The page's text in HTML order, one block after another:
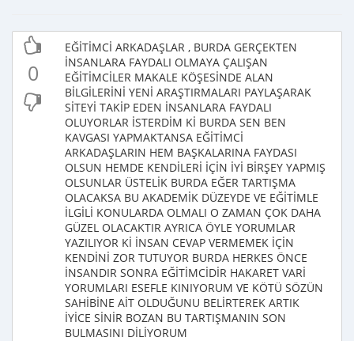
0
EĞİTİMCİ ARKADAŞLAR , BURDA GERÇEKTEN
İNSANLARA FAYDALI OLMAYA ÇALIŞAN
EĞİTİMCİLER MAKALE KÖŞESİNDE ALAN
BİLGİLERİNİ YENİ ARAŞTIRMALARI PAYLAŞARAK
SİTEYİ TAKİP EDEN İNSANLARA FAYDALI
OLUYORLAR İSTERDİM Kİ BURDA SEN BEN
KAVGASI YAPMAKTANSA EĞİTİMCİ
ARKADAŞLARIN HEM BAŞKALARINA FAYDASI
OLSUN HEMDE KENDİLERİ İÇİN İYİ BİRŞEY YAPMIŞ
OLSUNLAR ÜSTELİK BURDA EĞER TARTIŞMA
OLACAKSA BU AKADEMİK DÜZEYDE VE EĞİTİMLE
İLGİLİ KONULARDA OLMALI O ZAMAN ÇOK DAHA
GÜZEL OLACAKTIR AYRICA ÖYLE YORUMLAR
YAZILIYOR Kİ İNSAN CEVAP VERMEMEK İÇİN
KENDİNİ ZOR TUTUYOR BURDA HERKES ÖNCE
İNSANDIR SONRA EĞİTİMCİDİR HAKARET VARİ
YORUMLARI ESEFLE KINIYORUM VE KÖTÜ SÖZÜN
SAHİBİNE AİT OLDUĞUNU BELİRTEREK ARTIK
İYİCE SİNİR BOZAN BU TARTIŞMANIN SON
BULMASINI DİLİYORUM